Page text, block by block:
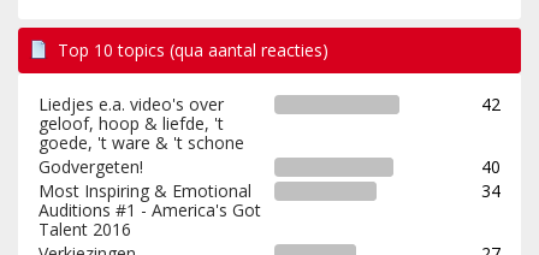
Top 10 topics (qua aantal reacties)
Liedjes e.a. video's over
geloof, hoop & liefde, 't
goede, 't ware & 't schone
42
Godvergeten!
40
Most Inspiring & Emotional
Auditions #1 - America's Got
Talent 2016
34